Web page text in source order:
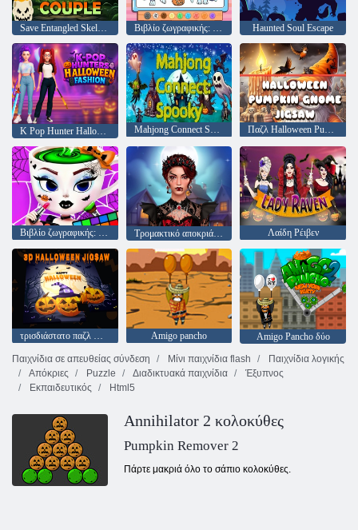
Save Entangled Skeleton Couple Βιβλίο ζωγραφικής: Bluey Halloween κοστούμι Haunted Soul Escape
Mahjong Connect Spooky Παζλ Halloween Pumpkin Gnome
Βιβλίο ζωγραφικής: Halloween Ballerina Cappuccina Τρομακτικό αποκριάτικο Makeover Λαίδη Ρέιβεν
τρισδιάστατο παζλ Halloween Amigo pancho
Amigo Pancho δύο
Παιχνίδια σε απευθείας σύνδεση
Μίνι παιχνίδια flash
Παιχνίδια λογικής
Απόκριες
Puzzle Διαδικτυακά παιχνίδια
Έξυπνος
Εκπαιδευτικός
Html5
Annihilator 2 κολοκύθες
Pumpkin Remover 2
Πάρτε μακριά όλο το σάπιο κολοκύθες.